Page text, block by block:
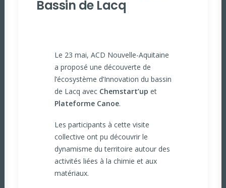
Bassin de Lacq
Le 23 mai, ACD Nouvelle-Aquitaine
a proposé une découverte de
l’écosystème d’Innovation du bassin
de Lacq avec Chemstart’up et
Plateforme Canoe.
Les participants à cette visite
collective ont pu découvrir le
dynamisme du territoire autour des
activités liées à la chimie et aux
matériaux.